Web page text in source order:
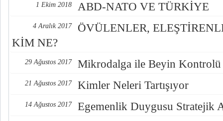
1 Ekim 2018 ABD-NATO VE TÜRKİYE
4 Aralık 2017
ÖVÜLENLER,
KİM NE?
29 Ağustos 2017 Mikrodalga ile Beyin Kontrolü
21 Ağustos 2017 Kimler Neleri Tartışıyor
14 Ağustos 2017 Egemenlik Duygusu Stratejik